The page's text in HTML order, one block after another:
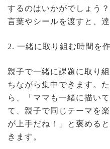
するのはいかがでしょう
言葉やシールを渡すと、
2. 一緒に取り組む時間を
親子で一緒に課題に取り
ちながら集中できます。
ら、「ママも一緒に描い
て、親子で同じテーマを
が上手だね！」と褒める
きます。